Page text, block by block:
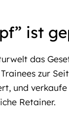
ist
das
zur
und
Retainer.